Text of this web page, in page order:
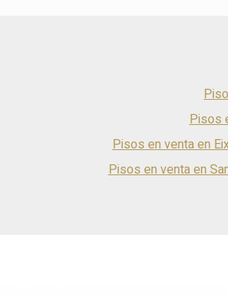
Pisos
Pisos en venta en
Pisos en venta en